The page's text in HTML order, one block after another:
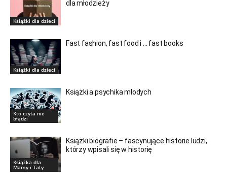
Książki dla dzieci
dla młodzieży
Książki dla dzieci
Fast fashion, fast food i … fast books
Kto czyta nie
błądzi
Książki a psychika młodych
Książka dla
Mamy i Taty
Książki biografie – fascynujące historie ludzi,
którzy wpisali się w historię